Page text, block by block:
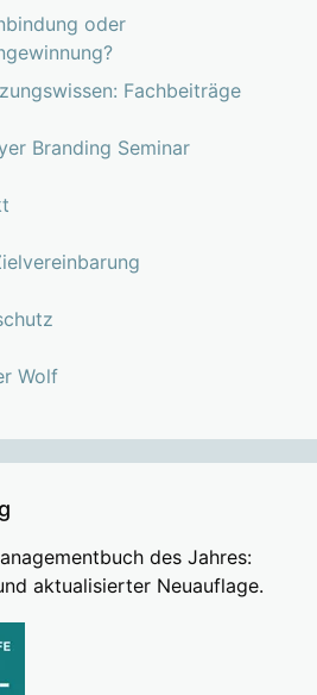
oder
Fachbeiträge
Branding Seminar
Wolf
des Jahres:
aktualisierter Neuauflage.